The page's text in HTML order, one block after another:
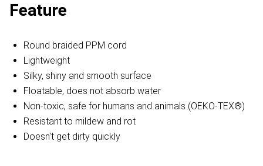
Feature
Round braided PPM cord
Lightweight
Silky, shiny and smooth surface
Floatable, does not absorb water
Non-toxic, safe for humans and animals (OEKO-TEX®)
Resistant to mildew and rot
Doesn't get dirty quickly